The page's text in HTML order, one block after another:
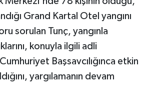
Grand Kartal Otel yangını
sorulan Tunç, yangınla
konuyla ilgili adli
Başsavcılığınca etkin
yargılamanın devam